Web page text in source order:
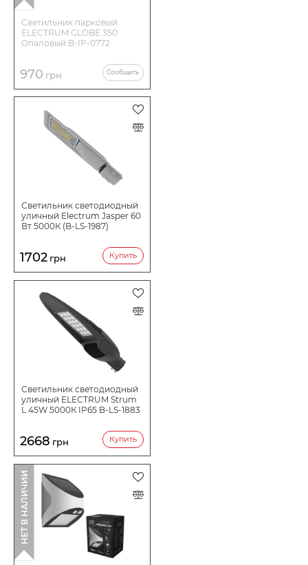
Корпус не подвержен коррозии.
Рассеиватель не мутнеет со временем и не меняет цвет в
Оптический блок не требует регулярного ухода.
Высокая экономичность и продолжительный срок службы.
Удобен в обслуживании.
Светильник парковый
ELECTRUM GLOBE 350
Опаловый B-IP-0772
970 грн Сообщить
Светильник светодиодный
уличный Electrum Jasper 60
Вт 5000К (B-LS-1987)
1702 грн Купить
Светильник светодиодный
уличный ELECTRUM Strum
L 45W 5000К IP65 B-LS-1883
2668 грн Купить
НЕТ В НАЛИЧИИ